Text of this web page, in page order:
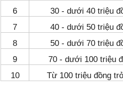
6
30 - dưới 40 triệu
7
40 - dưới 50 triệu
8
50 - dưới 70 triệu
9
70 - dưới 100 triệu
10
Từ 100 triệu đồng